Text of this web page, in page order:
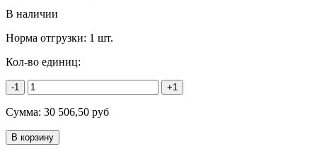
В наличии
Норма отгрузки: 1 шт.
Кол-во единиц:
-1 +1
Сумма: 30 506,50 руб